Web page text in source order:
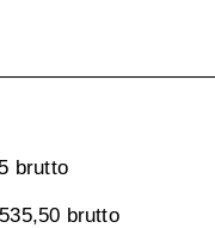
brutto
brutto